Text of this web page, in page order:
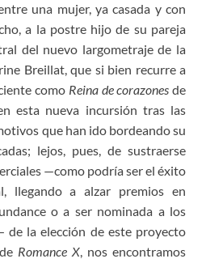
e
r
e
s
t
una mujer, ya casada y con
a la postre hijo de su pareja
del nuevo largometraje de la
Breillat, que si bien recurre a
como Reina de corazones de
esta nueva incursión tras las
que han ido bordeando su
lejos, pues, de sustraerse
—como podría ser el éxito
llegando a alzar premios en
o a ser nominada a los
de la elección de este proyecto
Romance X, nos encontramos